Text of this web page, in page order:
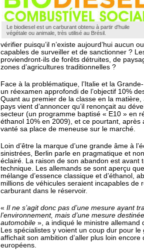
Le biodiesel est un carburant obtenu à partir d'huile
végétale ou animale, très utilisé au Brésil.
vérifier puisqu’il n’existe aujourd’hui aucun
capables de surveiller et de sanctionner ?
proviendront-ils de forêts détruites, de
zones d’agricultures traditionnelles ?
Face à la problématique, l’Italie et la
un réexamen approfondi de l’objectif 10%
Quant au premier de la classe en la matière,
pays vient d’annoncer qu’il renonçait au
secteur (un programme baptisé « E10 » en
éthanol 10% en 2009), et ce pourtant, après
vanté sa place de meneuse sur le marché.
Loin d’être la marque d’une grande âme à
sinistrées, Berlin parle en pragmatique et
éclairé. La raison de son abandon est avant
technique. Les allemands se sont aperçu
mélange d’essence classique et d’éthanol,
millions de véhicules seraient incapables de
carburant dans le réservoir.
« Il ne s’agit donc pas d’une mesure ayant
l’environnement, mais d’une mesure
automobile », a indiqué le ministre allemand
Les spécialistes y voient un coup dur pour
affichait son ambition d’aller plus loin encore
européens.